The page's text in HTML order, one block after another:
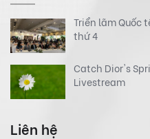
Liên hệ
Triển lãm Quốc
thứ 4
Catch Dior's
Livestream